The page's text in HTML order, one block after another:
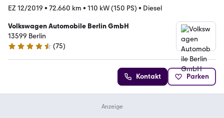
EZ 12/2019 • 72.660 km • 110 kW (150 PS) • Diesel
Volkswagen Automobile Berlin GmbH
13599 Berlin
4.4 Sterne
(75)
Kontakt Parken